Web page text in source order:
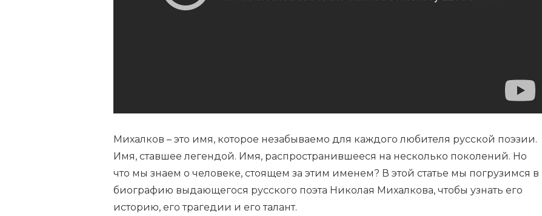
Михалков – это имя, которое незабываемо для каждого любителя русской поэзии.
Имя, ставшее легендой. Имя, распространившееся на несколько поколений. Но
что мы знаем о человеке, стоящем за этим именем? В этой статье мы погрузимся в
биографию выдающегося русского поэта Николая Михалкова, чтобы узнать его
историю, его трагедии и его талант.